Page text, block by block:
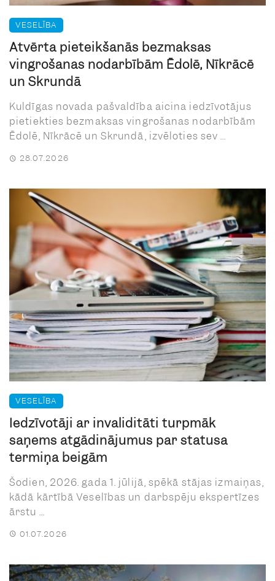
VESELĪBA
Atvērta pieteikšanās bezmaksas
vingrošanas nodarbībām Ēdolē, Nīkrācē
un Skrundā
Kuldīgas novada pašvaldība aicina iedzīvotājus
pietiekties bezmaksas vingrošanas nodarbībām
Ēdolē, Nīkrācē un Skrundā, izvēloties sev ...
28.07.2026
VESELĪBA
Iedzīvotāji ar invaliditāti turpmāk
saņems atgādinājumus par statusa
termiņa beigām
Šodien, 2026. gada 1. jūlijā, spēkā stājas izmaiņas,
kādā kārtībā Veselības un darbspēju ekspertīzes
ārstu ...
01.07.2026